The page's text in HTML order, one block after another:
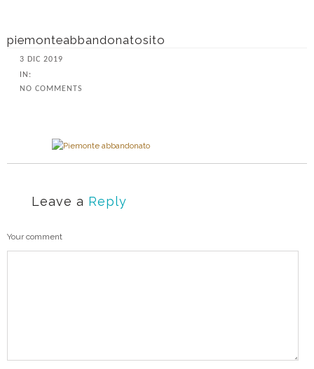
piemonteabbandonatosito
3 DIC 2019
IN:
NO COMMENTS
Leave a Reply
Your comment